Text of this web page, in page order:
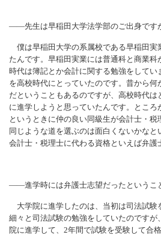
――先生は早稲田大学法学部のご出身です
僕は早稲田大学の系属校である早稲田実
たんです。早稲田実業には普通科と商業
時代は簿記とか会計に関する勉強をして
を高校時代にとっていたのです。昔から
だということもあるのですが、高校時代
に進学しようと思っていたんです。とこ
というときに仲の良い同級生が会計士・
同じような道を選ぶのは面白くないかな
会計士・税理士に代わる資格といえば弁
――進学時には弁護士志望だったというこ
大学院に進学したのは、当初は司法試験
細々と司法試験の勉強をしていたのです
院に進学して、2年間で試験を受験して合